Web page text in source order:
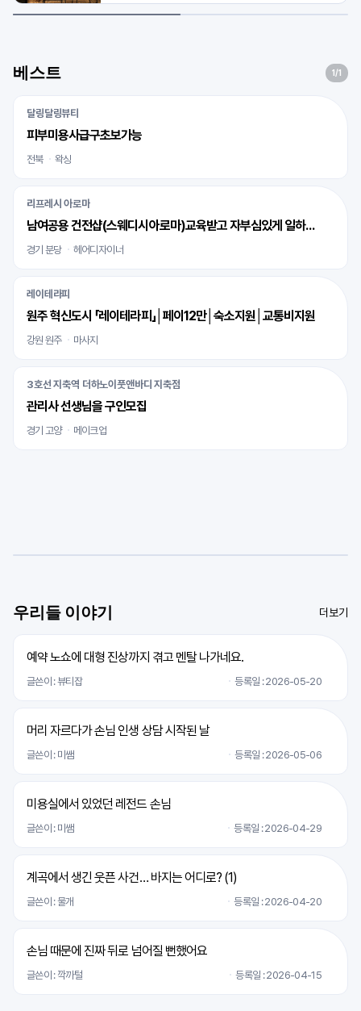
베스트 1/1
달링달링뷰티
피부미용사급구초보가능
전북 왁싱
리프레시 아로마
남여공용 건전샵(스웨디시아로마)교육받고 자부심있게 일하실 바디테라피사 모십니다
경기 분당 헤어디자이너
레이테라피
원주 혁신도시 「레이테라피」│페이12만│숙소지원│교통비지원
강원 원주 마사지
3호선 지축역 더하노이풋앤바디 지축점
관리사 선생님을 구인모집
경기 고양 메이크업
우리들 이야기 더보기
예약 노쇼에 대형 진상까지 겪고 멘탈 나가네요.
글쓴이 : 뷰티잡 등록일 : 2026-05-20
머리 자르다가 손님 인생 상담 시작된 날
글쓴이 : 미쌤 등록일 : 2026-05-06
미용실에서 있었던 레전드 손님
글쓴이 : 미쌤 등록일 : 2026-04-29
계곡에서 생긴 웃픈 사건… 바지는 어디로? (1)
글쓴이 : 물개 등록일 : 2026-04-20
손님 때문에 진짜 뒤로 넘어질 뻔했어요
글쓴이 : 깍까털 등록일 : 2026-04-15